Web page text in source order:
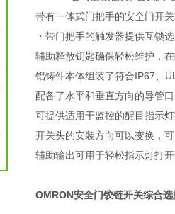
带有一体式门把手的安全门开
・带门把手的触发器提供互锁
辅助释放钥匙确保轻松维护，
铝铸件本体组装了符合IP67、
配备了水平和垂直方向的导管
可提供适用于监控的醒目指示
开关头的安装方向可以变换，
辅助输出可用于轻松指示灯打开
OMRON安全门铰链开关综合